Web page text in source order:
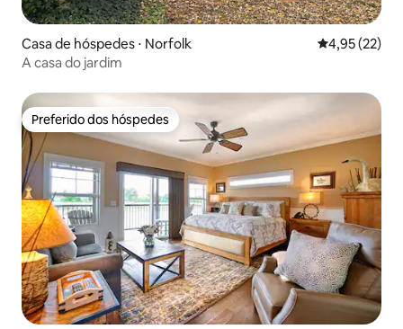
Casa de hóspedes ⋅ Norfolk 4,95 de uma
4,95 (22)
A casa do jardim
Preferido dos hóspedes
Preferido dos hóspedes